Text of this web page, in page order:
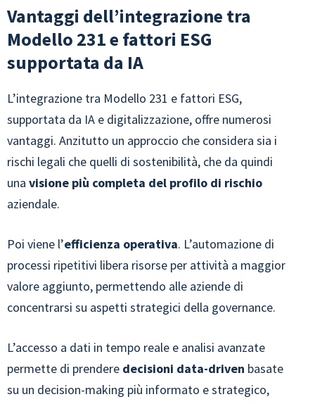
Vantaggi dell’integrazione tra
Modello 231 e fattori ESG
supportata da IA
L’integrazione tra Modello 231 e fattori ESG,
supportata da IA e digitalizzazione, offre numerosi
vantaggi. Anzitutto un approccio che considera sia i
rischi legali che quelli di sostenibilità, che da quindi
una visione più completa del profilo di rischio
aziendale.
Poi viene l’efficienza operativa. L’automazione di
processi ripetitivi libera risorse per attività a maggior
valore aggiunto, permettendo alle aziende di
concentrarsi su aspetti strategici della governance.
L’accesso a dati in tempo reale e analisi avanzate
permette di prendere decisioni data-driven basate
su un decision-making più informato e strategico,